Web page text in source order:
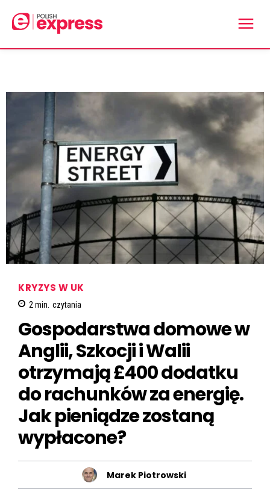
KRYZYS W UK
2 min. czytania
Gospodarstwa domowe w
Anglii, Szkocji i Walii
otrzymają £400 dodatku
do rachunków za energię.
Jak pieniądze zostaną
wypłacone?
Marek Piotrowski